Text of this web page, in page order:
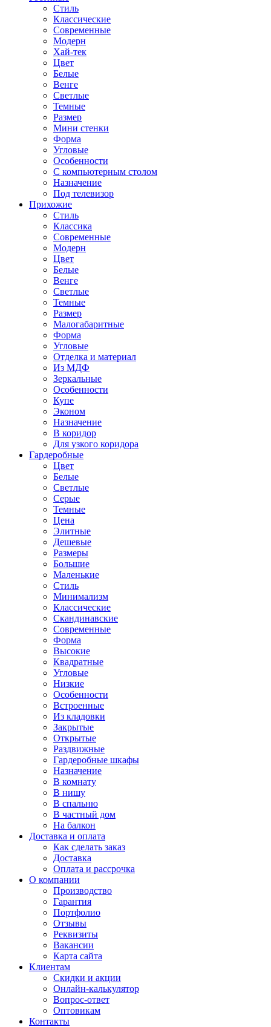
Стиль
Классические
Современные
Модерн
Хай-тек
Цвет
Белые
Венге
Светлые
Темные
Размер
Мини стенки
Форма
Угловые
Особенности
С компьютерным столом
Назначение
Под телевизор
Прихожие
Стиль
Классика
Современные
Модерн
Цвет
Белые
Венге
Светлые
Темные
Размер
Малогабаритные
Форма
Угловые
Отделка и материал
Из МДФ
Зеркальные
Особенности
Купе
Эконом
Назначение
В коридор
Для узкого коридора
Гардеробные
Цвет
Белые
Светлые
Серые
Темные
Цена
Элитные
Дешевые
Размеры
Большие
Маленькие
Стиль
Минимализм
Классические
Скандинавские
Современные
Форма
Высокие
Квадратные
Угловые
Низкие
Особенности
Встроенные
Из кладовки
Закрытые
Открытые
Раздвижные
Гардеробные шкафы
Назначение
В комнату
В нишу
В спальню
В частный дом
На балкон
Доставка и оплата
Как сделать заказ
Доставка
Оплата и рассрочка
О компании
Производство
Гарантия
Портфолио
Отзывы
Реквизиты
Вакансии
Карта сайта
Клиентам
Скидки и акции
Онлайн-калькулятор
Вопрос-ответ
Оптовикам
Контакты